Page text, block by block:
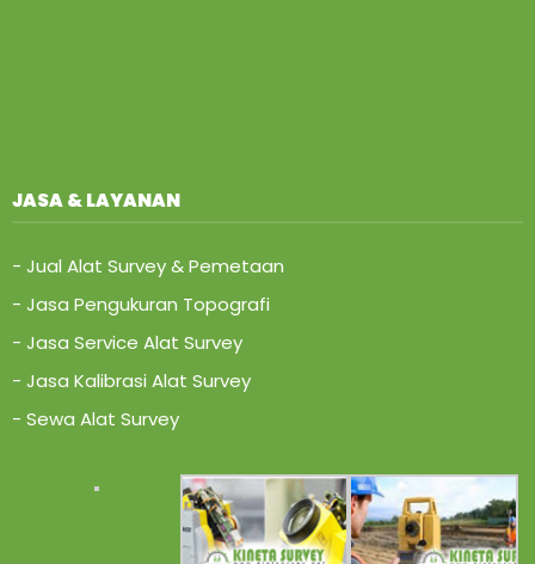
JASA & LAYANAN
- Jual Alat Survey & Pemetaan
- Jasa Pengukuran Topografi
- Jasa Service Alat Survey
- Jasa Kalibrasi Alat Survey
- Sewa Alat Survey